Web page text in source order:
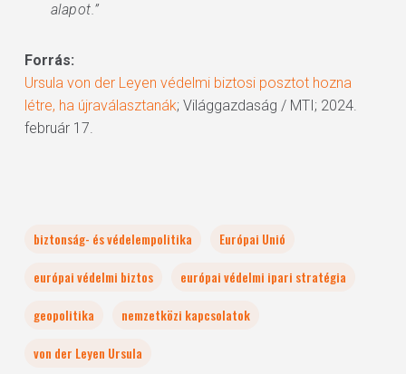
alapot.”
Forrás:
Ursula von der Leyen védelmi biztosi posztot hozna
létre, ha újraválasztanák; Világgazdaság / MTI; 2024.
február 17.
biztonság- és védelempolitika
Európai Unió
európai védelmi biztos
európai védelmi ipari stratégia
geopolitika
nemzetközi kapcsolatok
von der Leyen Ursula